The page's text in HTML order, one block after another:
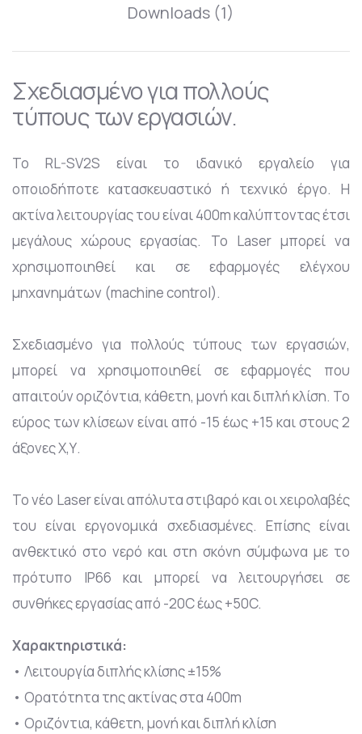
Downloads (1)
Σχεδιασμένο για πολλούς
τύπους των εργασιών.
Το RL-SV2S είναι το ιδανικό εργαλείο για
οποιοδήποτε κατασκευαστικό ή τεχνικό έργο. Η
ακτίνα λειτουργίας του είναι 400m καλύπτοντας έτσι
μεγάλους χώρους εργασίας. Το Laser μπορεί να
χρησιμοποιηθεί και σε εφαρμογές ελέγχου
μηχανημάτων (machine control).
Σχεδιασμένο για πολλούς τύπους των εργασιών,
μπορεί να χρησιμοποιηθεί σε εφαρμογές που
απαιτούν οριζόντια, κάθετη, μονή και διπλή κλίση. Το
εύρος των κλίσεων είναι από -15 έως +15 και στους 2
άξονες Χ,Υ.
Το νέο Laser είναι απόλυτα στιβαρό και οι χειρολαβές
του είναι εργονομικά σχεδιασμένες. Επίσης είναι
ανθεκτικό στο νερό και στη σκόνη σύμφωνα με το
πρότυπο IP66 και μπορεί να λειτουργήσει σε
συνθήκες εργασίας από -20C έως +50C.
Χαρακτηριστικά:
• Λειτουργία διπλής κλίσης ±15%
• Ορατότητα της ακτίνας στα 400m
• Οριζόντια, κάθετη, μονή και διπλή κλίση